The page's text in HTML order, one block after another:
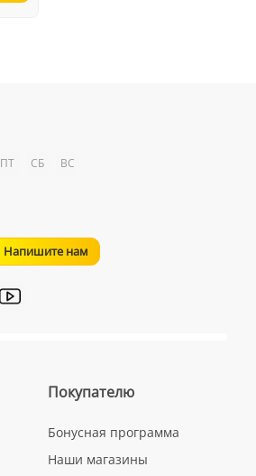
ПТ СБ ВС
Напишите нам
Покупателю
Бонусная программа
Наши магазины